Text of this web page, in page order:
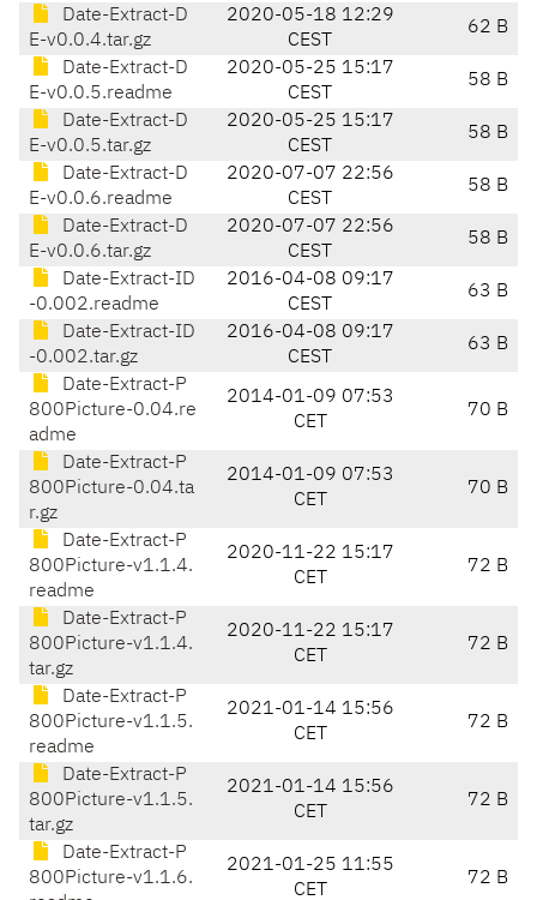
Date-Extract-D
E-v0.0.4.tar.gz
2020-05-18 12:29
CEST
62 B
Date-Extract-D
E-v0.0.5.readme
2020-05-25 15:17
CEST
58 B
Date-Extract-D
E-v0.0.5.tar.gz
2020-05-25 15:17
CEST
58 B
Date-Extract-D
E-v0.0.6.readme
2020-07-07 22:56
CEST
58 B
Date-Extract-D
E-v0.0.6.tar.gz
2020-07-07 22:56
CEST
58 B
Date-Extract-ID
-0.002.readme
2016-04-08 09:17
CEST
63 B
Date-Extract-ID
-0.002.tar.gz
2016-04-08 09:17
CEST
63 B
Date-Extract-P
800Picture-0.04.re
adme
2014-01-09 07:53
CET
70 B
Date-Extract-P
800Picture-0.04.ta
r.gz
2014-01-09 07:53
CET
70 B
Date-Extract-P
800Picture-v1.1.4.
readme
2020-11-22 15:17
CET
72 B
Date-Extract-P
800Picture-v1.1.4.
tar.gz
2020-11-22 15:17
CET
72 B
Date-Extract-P
800Picture-v1.1.5.
readme
2021-01-14 15:56
CET
72 B
Date-Extract-P
800Picture-v1.1.5.
tar.gz
2021-01-14 15:56
CET
72 B
Date-Extract-P
800Picture-v1.1.6.
2021-01-25 11:55
CET
72 B